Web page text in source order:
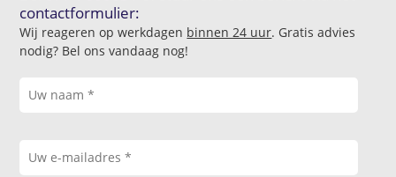
contactformulier:
Wij reageren op werkdagen binnen 24 uur. Gratis advies
nodig? Bel ons vandaag nog!